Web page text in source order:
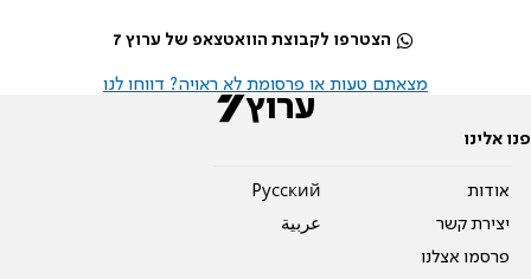
הצטרפו לקבוצת הוואטצאפ של ערוץ 7
מצאתם טעות או פרסומת לא ראויה? דווחו לנו
פנו אלינו
אודות
יצירת קשר
פרסמו אצלנו
Pусский
عربية